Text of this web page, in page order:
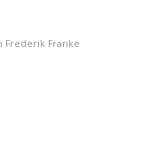
Frederik Franke